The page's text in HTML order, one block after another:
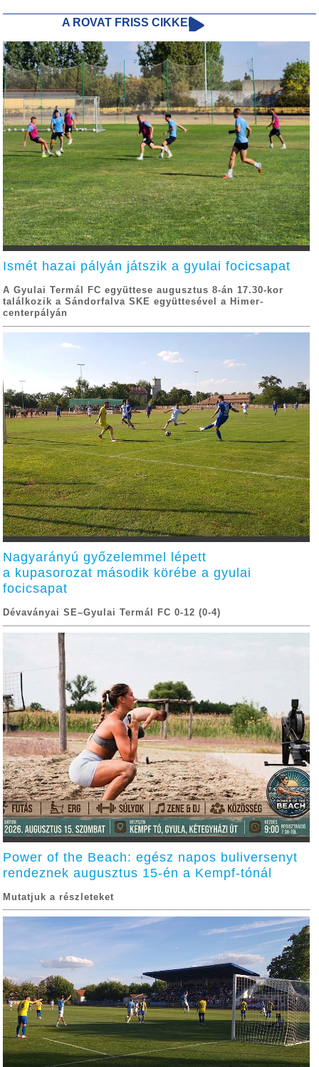
A ROVAT FRISS CIKKEI
Ismét hazai pályán játszik a gyulai focicsapat
A Gyulai Termál FC együttese augusztus 8-án 17.30-kor
találkozik a Sándorfalva SKE együttesével a Himer-
centerpályán
Nagyarányú győzelemmel lépett
a kupasorozat második körébe a gyulai
focicsapat
Dévaványai SE–Gyulai Termál FC 0-12 (0-4)
Power of the Beach: egész napos buliversenyt
rendeznek augusztus 15-én a Kempf-tónál
Mutatjuk a részleteket